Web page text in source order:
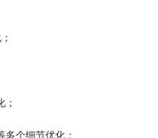
个细节优化；